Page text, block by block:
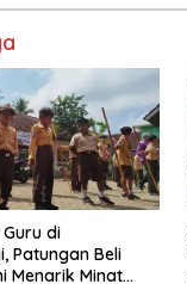
di
Patungan Beli
Menarik Minat